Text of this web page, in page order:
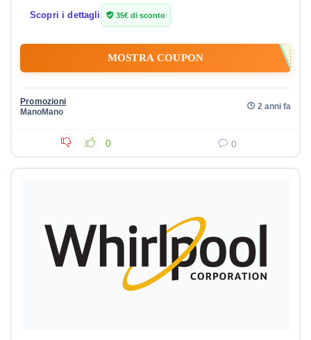
Scopri i dettagli 35€ di sconto
MOSTRA COUPON
Promozioni
ManoMano
2 anni fa
0 0